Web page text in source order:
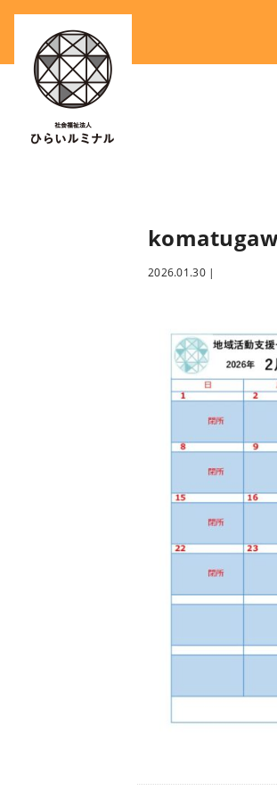
2026.01.30|